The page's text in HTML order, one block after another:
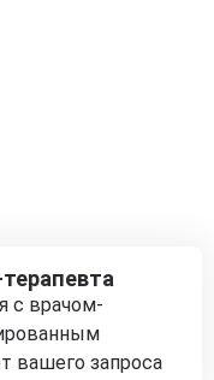
с врачом-
вашего запроса